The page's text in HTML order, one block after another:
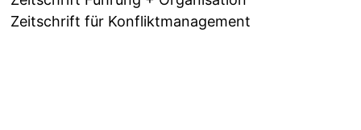
Zeitschrift für Konfliktmanagement